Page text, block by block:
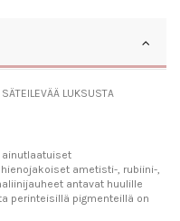
LUKSUSTA
ainutlaatuiset
ametisti-, rubiini-,
antavat huulille
perinteisillä pigmenteillä on